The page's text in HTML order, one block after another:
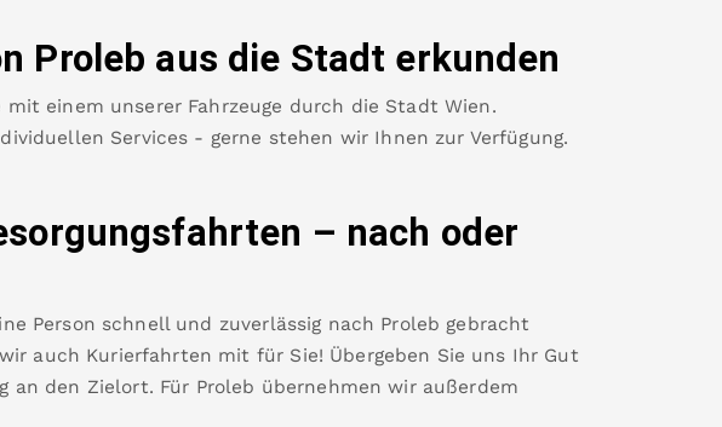
Proleb aus die Stadt erkunden
einem unserer Fahrzeuge durch die Stadt Wien.
Services - gerne stehen wir Ihnen zur Verfügung.
– nach oder
Person schnell und zuverlässig nach Proleb gebracht
auch Kurierfahrten mit für Sie! Übergeben Sie uns Ihr Gut
an den Zielort. Für Proleb übernehmen wir außerdem